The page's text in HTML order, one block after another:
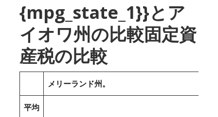
{mpg_state_1}}とア
イオワ州の比較固定資
産税の比較
メリーランド州。
平均